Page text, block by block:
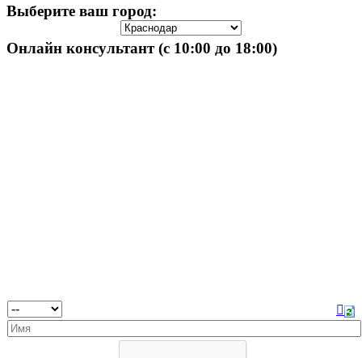
Выберите ваш город:
Онлайн консультант (с 10:00 до 18:00)